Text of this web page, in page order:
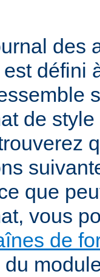
des
défini
de
que
vous
de
du